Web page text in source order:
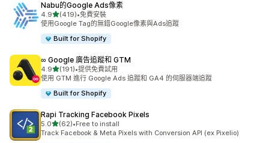
Nabu的Google Ads像素
4.9滿分 5 顆星
(419)
共有 419 則評價
•免費安裝
使用Google Tag的無錯Google像素與Ads追蹤
Built for Shopify
∞ Google 廣告追蹤和 GTM
4.9滿分 5 顆星
(191)
共有 191 則評價
•提供免費試用
使用 GTM 進行 Google Ads 追蹤和 GA4 的伺服器端追蹤
Built for Shopify
Rapi Tracking Facebook Pixels
5.0滿分 5 顆星
(62)
共有 62 則評價
•Free to install
Track Facebook & Meta Pixels with Conversion API (ex Pixelio)